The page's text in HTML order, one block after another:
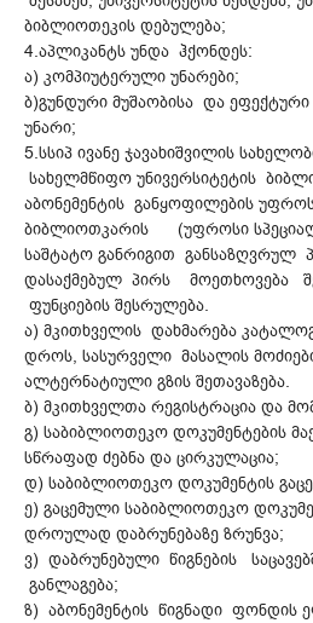
ბიბლიოთეკის დებულება;
4.აპლიკანტს უნდა ჰქონდეს:
ა) კომპიუტერული უნარები;
ბ)გუნდური მუშაობისა და ეფექტური
უნარი;
5.სსიპ ივანე ჯავახიშვილის
სახელმწიფო უნივერსიტეტის
აბონემენტის განყოფილების
ბიბლიოთკარის (უფროსი
საშტატო განრიგით განსაზღვრულ
დასაქმებულ პირს მოეთხოვება
ფუნციების შესრულება.
ა) მკითხველის დახმარება
დროს, სასურველი მასალის
ალტერნატიული გზის შეთავაზება.
ბ) მკითხველთა რეგისტრაცია და
გ) საბიბლიოთეკო დოკუმენტების
სწრაფად ძებნა და ცირკულაცია;
დ) საბიბლიოთეკო დოკუმენტის
ე) გაცემული საბიბლიოთეკო
დროულად დაბრუნებაზე ზრუნვა;
ვ) დაბრუნებული წიგნების
განლაგება;
ზ) აბონემენტის წიგნადი ფონდის